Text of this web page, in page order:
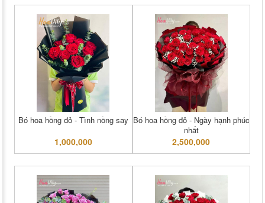
Bó hoa hồng đỏ - Tình nồng say
1,000,000
Bó hoa hồng đỏ - Ngày hạnh phúc
nhất
2,500,000